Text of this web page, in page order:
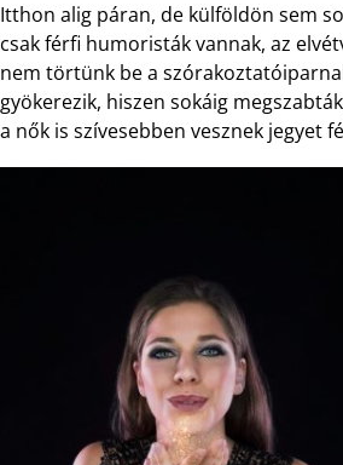
Itthon alig páran, de külföldön sem
csak férfi humoristák vannak, az
nem törtünk be a
gyökerezik, hiszen sokáig
a nők is szívesebben vesznek